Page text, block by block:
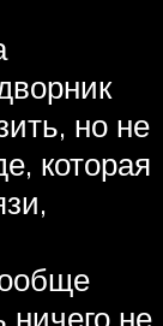
но не
которая
ничего не